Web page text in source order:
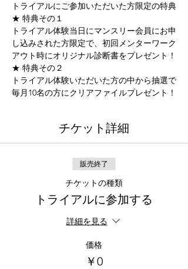
トライアルにご参加いただいた方限定の特典
★ 特典その１
トライアル体験当日にマンスリー会員にお申
し込みされた方限定で、初回メンターワーク
アウト時にオリジナル診断書をプレゼント！
★ 特典その２
トライアル体験いただいた方の中から抽選で
毎月10名の方にクリアファイルプレゼント！
チケット詳細
販売終了
チケットの種類
トライアルに参加する
詳細を見る
価格
￥0